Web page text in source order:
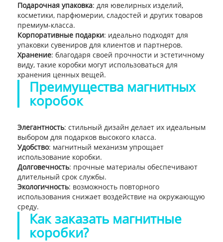
Подарочная упаковка: для ювелирных изделий,
косметики, парфюмерии, сладостей и других товаров
премиум-класса.
Корпоративные подарки: идеально подходят для
упаковки сувениров для клиентов и партнеров.
Хранение: благодаря своей прочности и эстетичному
виду, такие коробки могут использоваться для
хранения ценных вещей.
Преимущества магнитных
коробок
Элегантность: стильный дизайн делает их идеальным
выбором для подарков высокого класса.
Удобство: магнитный механизм упрощает
использование коробки.
Долговечность: прочные материалы обеспечивают
длительный срок службы.
Экологичность: возможность повторного
использования снижает воздействие на окружающую
среду.
Как заказать магнитные
коробки?